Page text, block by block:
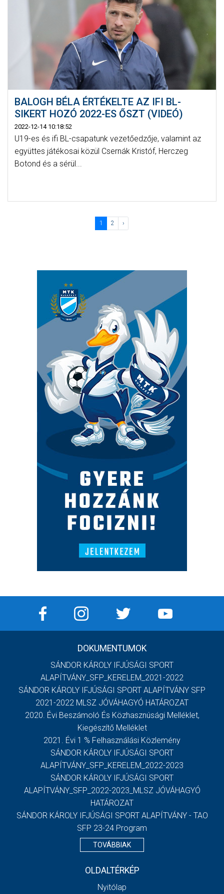
BALOGH BÉLA ÉRTÉKELTE AZ IFI BL-
SIKERT HOZÓ 2022-ES ŐSZT (VIDEÓ)
2022-12-14 10:18:52
U19-es és ifi BL-csapatunk vezetőedzője, valamint az
együttes játékosai közül Csernák Kristóf, Herczeg
Botond és a sérül...
1 2 ›
DOKUMENTUMOK
SÁNDOR KÁROLY IFJÚSÁGI SPORT
ALAPÍTVÁNY_SFP_KERELEM_2021-2022
SÁNDOR KÁROLY IFJÚSÁGI SPORT ALAPÍTVÁNY SFP
2021-2022 MLSZ JÓVÁHAGYÓ HATÁROZAT
2020. Évi Beszámoló És Közhasznúsági Melléklet,
Kiegészítő Melléklet
2021. Évi 1 % Felhasználási Közlemény
SÁNDOR KÁROLY IFJÚSÁGI SPORT
ALAPÍTVÁNY_SFP_KERELEM_2022-2023
SÁNDOR KÁROLY IFJÚSÁGI SPORT
ALAPÍTVÁNY_SFP_2022-2023_MLSZ JÓVÁHAGYÓ
HATÁROZAT
SÁNDOR KÁROLY IFJÚSÁGI SPORT ALAPÍTVÁNY - TAO
SFP 23-24 Program
TOVÁBBIAK
OLDALTÉRKÉP
Nyitólap